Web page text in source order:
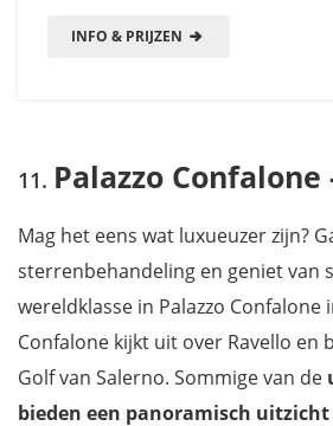
INFO & PRIJZEN
Palazzo Confalone
Mag het eens wat luxueuzer zijn?
sterrenbehandeling en geniet van
wereldklasse in Palazzo Confalone
Confalone kijkt uit over Ravello en
Golf van Salerno. Sommige van de
bieden een panoramisch uitzicht